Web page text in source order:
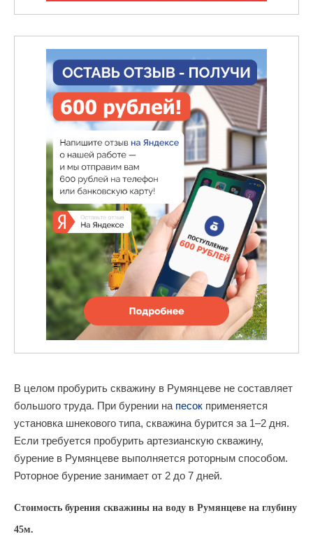
В целом пробурить скважину в Румянцеве не составляет
большого труда. При бурении на песок применяется
установка шнекового типа, скважина бурится за 1–2 дня.
Если требуется пробурить артезианскую скважину,
бурение в Румянцеве выполняется роторным способом.
Роторное бурение занимает от 2 до 7 дней.
Стоимость бурения скважины на воду в Румянцеве на глубину
45м.